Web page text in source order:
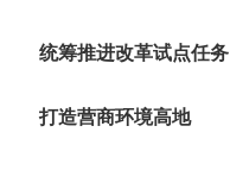
统筹推进改革试点任务
打造营商环境高地